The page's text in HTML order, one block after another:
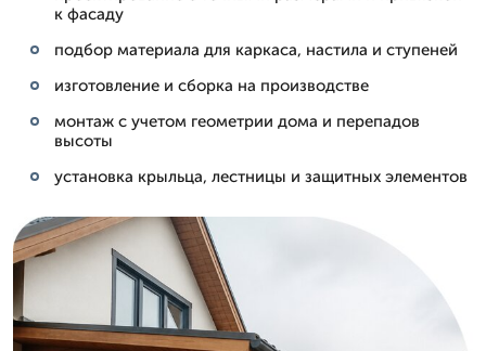
к фасаду
подбор материала для каркаса, настила и ступеней
изготовление и сборка на производстве
монтаж с учетом геометрии дома и перепадов
высоты
установка крыльца, лестницы и защитных элементов